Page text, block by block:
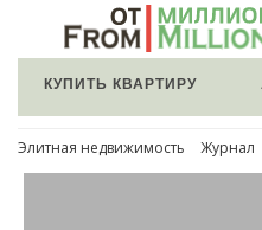
КУПИТЬ КВАРТИРУ
Элитная недвижимость Журнал